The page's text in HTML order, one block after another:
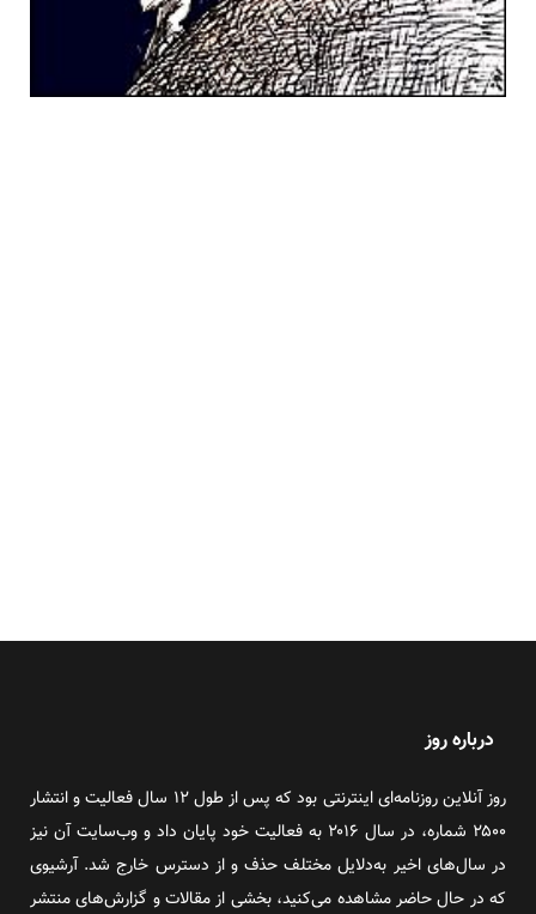
درباره روز
روز آنلاین روزنامه‌ای اینترنتی بود که پس از طول ۱۲ سال فعالیت و انتشار
۲۵۰۰ شماره، در سال ۲۰۱۶ به فعالیت خود پایان داد و وب‌سایت آن نیز
در سال‌های اخیر به‌دلایل مختلف حذف و از دسترس خارج شد. آرشیوی
که در حال حاضر مشاهده می‌کنید، بخشی از مقالات و گزارش‌های منتشر